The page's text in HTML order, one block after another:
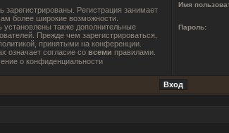
Регистрация занимает
более широкие возможности.
также дополнительные
Прежде чем зарегистрироваться,
принятыми на конференции.
означает согласие со всеми правилами.
о конфиденциальности
Имя
Пароль: